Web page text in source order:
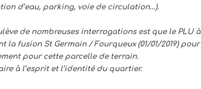
d’eau, parking, voie de circulation…).
de nombreuses interrogations est que le PLU à
la fusion St Germain / Fourqueux (01/01/2019) pour
pour cette parcelle de terrain.
à l’esprit et l’identité du quartier.